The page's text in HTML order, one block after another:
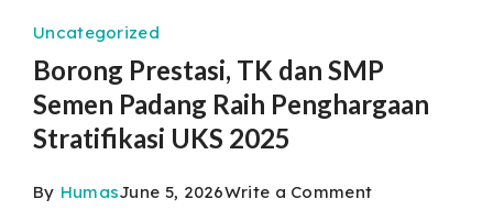
Uncategorized
Borong Prestasi, TK dan SMP
Semen Padang Raih Penghargaan
Stratifikasi UKS 2025
By HumasJune 5, 2026Write a Commenton